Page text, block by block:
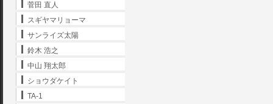
菅田 直人
スギヤマリョーマ
サンライズ太陽
鈴木 浩之
中山 翔太郎
ショウダケイト
TA-1